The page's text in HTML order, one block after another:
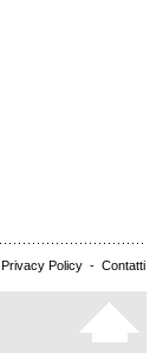
Privacy Policy - Contatti